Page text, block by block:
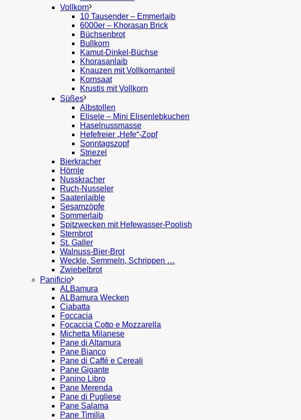
Vollkorn
10 Tausender – Emmerlaib
6000er – Khorasan Brick
Büchsenbrot
Bullkorn
Kamut-Dinkel-Büchse
Khorasanlaib
Knauzen mit Vollkornanteil
Kornsaat
Krustis mit Vollkorn
Süßes
Albstollen
Elisele – Mini Elisenlebkuchen
Haselnussmasse
Hefefreier „Hefe“-Zopf
Sonntagszopf
Striezel
Bierkracher
Hörnle
Nusskracher
Ruch-Nusseler
Saatenlaible
Sesamzöpfe
Sommerlaib
Spitzwecken mit Hefewasser-Poolish
Sternbrot
St. Galler
Walnuss-Bier-Brot
Weckle, Semmeln, Schrippen …
Zwiebelbrot
Panificio
ALBamura
ALBamura Wecken
Ciabatta
Foccacia
Focaccia Cotto e Mozzarella
Michetta Milanese
Pane di Altamura
Pane Bianco
Pane di Caffé e Cereali
Pane Gigante
Panino Libro
Pane Merenda
Pane di Pugliese
Pane Salama
Pane Timilia